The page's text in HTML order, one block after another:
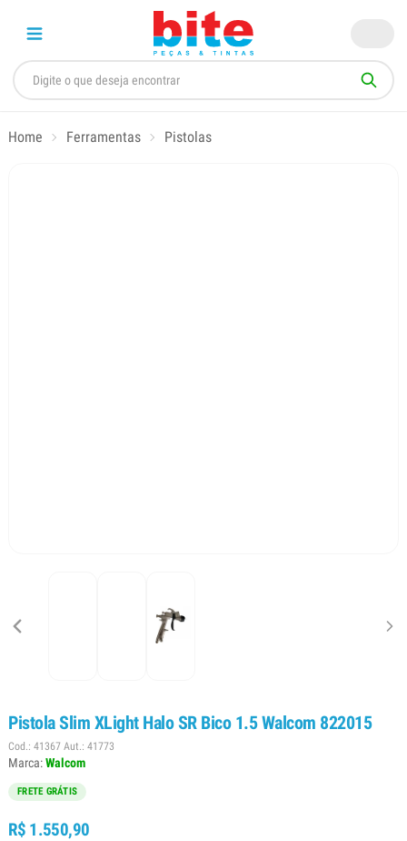
Home Ferramentas Pistolas
Pistola Slim XLight Halo SR Bico 1.5 Walcom 822015
Cod.: 41367 Aut.: 41773
Marca:Walcom
FRETE GRÁTIS
R$ 1.550,90